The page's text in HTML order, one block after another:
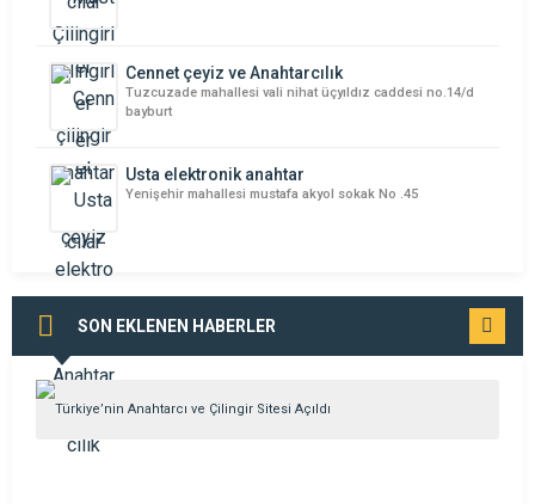
Cennet çeyiz ve Anahtarcılık
Tuzcuzade mahallesi vali nihat üçyıldız caddesi no.14/d
bayburt
Usta elektronik anahtar
Yenişehir mahallesi mustafa akyol sokak No .45
SON EKLENEN HABERLER
GÖR